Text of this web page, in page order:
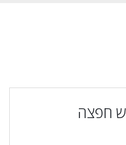
חפצה